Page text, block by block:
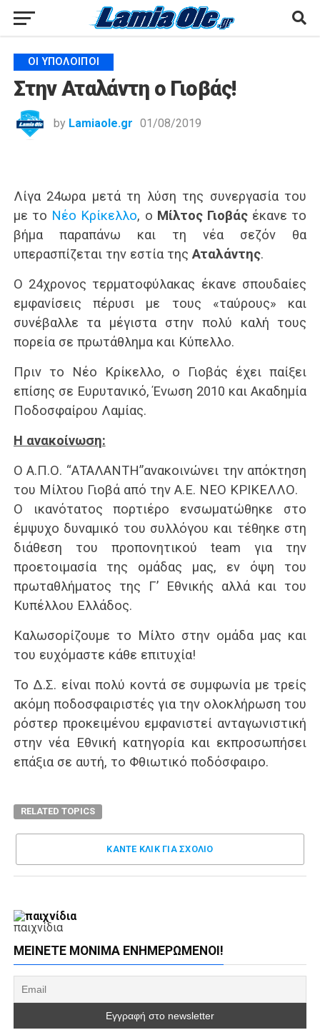
ΟΙ ΥΠΌΛΟΙΠΟΙ
Στην Αταλάντη ο Γιοβάς!
by Lamiaole.gr 01/08/2019
Λίγα 24ωρα μετά τη λύση της συνεργασία του
με το Νέο Κρίκελλο, ο Μίλτος Γιοβάςέκανε το
βήμα παραπάνω και τη νέα σεζόν θα
υπερασπίζεται την εστία της Αταλάντης.
Ο 24χρονος τερματοφύλακας έκανε σπουδαίες
εμφανίσεις πέρυσι με τους «ταύρους» και
συνέβαλλε τα μέγιστα στην πολύ καλή τους
πορεία σε πρωτάθλημα και Κύπελλο.
Πριν το Νέο Κρίκελλο, ο Γιοβάς έχει παίξει
επίσης σε Ευρυτανικό, Ένωση 2010 και Ακαδημία
Ποδοσφαίρου Λαμίας.
Η ανακοίνωση:
Ο Α.Π.Ο. “ΑΤΑΛΑΝΤΗ”ανακοινώνει την απόκτηση
του Μίλτου Γιοβά από την Α.Ε. ΝEO ΚΡΙΚΕΛΛΟ.
Ο ικανότατος πορτιέρο ενσωματώθηκε στο
έμψυχο δυναμικό του συλλόγου και τέθηκε στη
διάθεση του προπονητικού team για την
προετοιμασία της ομάδας μας, εν όψη του
πρωταθλήματος της Γ’ Εθνικής αλλά και του
Κυπέλλου Ελλάδος.
Καλωσορίζουμε το Μίλτο στην ομάδα μας και
του ευχόμαστε κάθε επιτυχία!
Το Δ.Σ. είναι πολύ κοντά σε συμφωνία με τρείς
ακόμη ποδοσφαιριστές για την ολοκλήρωση του
ρόστερ προκειμένου εμφανιστεί ανταγωνιστική
στην νέα Εθνική κατηγορία και εκπροσωπήσει
επάξια σε αυτή, το Φθιωτικό ποδόσφαιρο.
RELATED TOPICS
ΚΑΝΤΕ ΚΛΊΚ ΓΙΑ ΣΧΌΛΙΟ
παιχνίδια
ΜΕΊΝΕΤΕ ΜΌΝΙΜΑ ΕΝΗΜΕΡΏΜΕΝΟΙ!